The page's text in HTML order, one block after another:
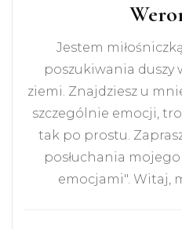
Jestem
poszukiwania duszy
ziemi. Znajdziesz u
szczególnie emocji,
tak po prostu.
posłuchania
emocjami". Witaj,